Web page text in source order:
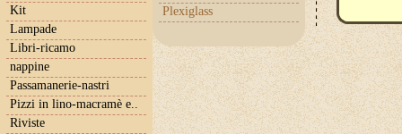
Plexiglass
Kit
Lampade
Libri-ricamo
nappine
Passamanerie-nastri
Pizzi in lino-macramè e..
Riviste